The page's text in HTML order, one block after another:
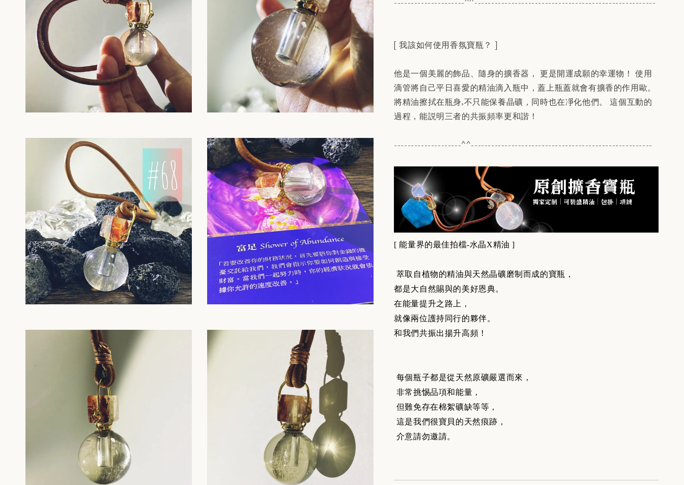
---------------------^^------------------------------------------------------
[ 我該如何使用香氛寶瓶？ ]
他是一個美麗的飾品、隨身的擴香器， 更是開運成願的幸運物！ 使用
滴管將自己平日喜愛的精油滴入瓶中，蓋上瓶蓋就會有擴香的作用歐。
將精油擦拭在瓶身,不只能保養晶礦，同時也在凈化他們。 這個互動的
過程，能説明三者的共振頻率更和諧！
--------------------^^------------------------------------------------------
[能量界的最佳拍檔-水晶X精油 ]
萃取自植物的精油與天然晶礦磨制而成的寶瓶，
都是大自然賜與的美好恩典。
在能量提升之路上，
就像兩位護持同行的夥伴。
和我們共振出揚升高頻！
每個瓶子都是從天然原礦嚴選而來，
非常挑惕品項和能量，
但難免存在棉絮礦缺等等，
這是我們很寶貝的天然痕跡，
介意請勿邀請。